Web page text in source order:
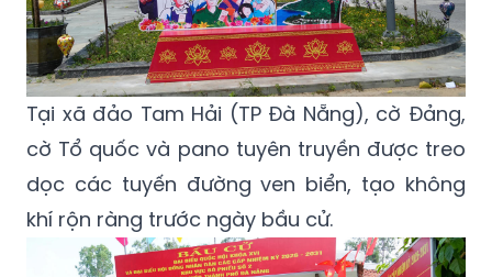
Tại xã đảo Tam Hải (TP Đà Nẵng), cờ Đảng,
cờ Tổ quốc và pano tuyên truyền được treo
dọc các tuyến đường ven biển, tạo không
khí rộn ràng trước ngày bầu cử.